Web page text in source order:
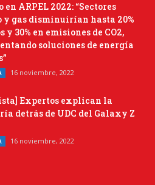
en ARPEL 2022: “Sectores
y gas disminuirían hasta 20%
y 30% en emisiones de CO2,
soluciones de energía
16 noviembre, 2022
Expertos explican la
detrás de UDC del Galaxy Z
16 noviembre, 2022